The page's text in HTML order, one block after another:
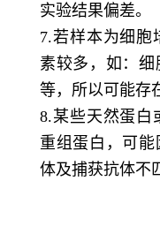
实验结果偏差。
7.若样本为细胞
素较多，如：
等，所以可能存
8.某些天然蛋白
重组蛋白，可
体及捕获抗体不